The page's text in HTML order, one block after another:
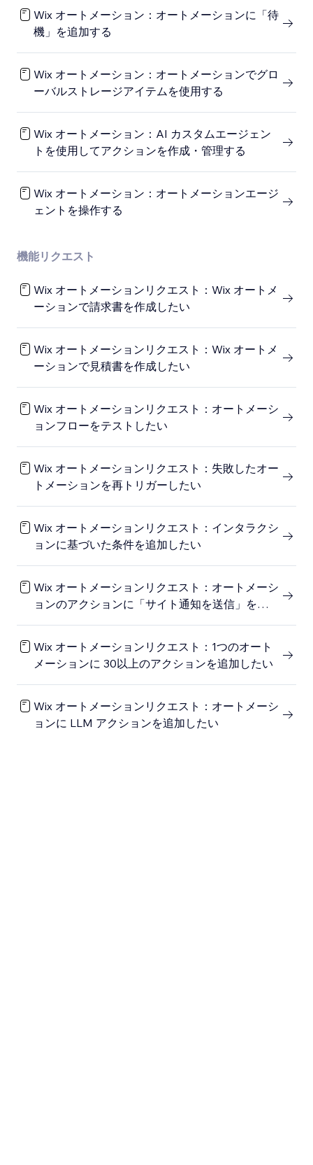
Wix オートメーション：オートメーションに「待
機」を追加する
Wix オートメーション：オートメーションでグロ
ーバルストレージアイテムを使用する
Wix オートメーション：AI カスタムエージェン
トを使用してアクションを作成・管理する
Wix オートメーション：オートメーションエージ
ェントを操作する
機能リクエスト
Wix オートメーションリクエスト：Wix オートメ
ーションで請求書を作成したい
Wix オートメーションリクエスト：Wix オートメ
ーションで見積書を作成したい
Wix オートメーションリクエスト：オートメーシ
ョンフローをテストしたい
Wix オートメーションリクエスト：失敗したオー
トメーションを再トリガーしたい
Wix オートメーションリクエスト：インタラクシ
ョンに基づいた条件を追加したい
Wix オートメーションリクエスト：オートメーシ
ョンのアクションに「サイト通知を送信」を設定
Wix オートメーションリクエスト：1つのオート
メーションに 30以上のアクションを追加したい
Wix オートメーションリクエスト：オートメーシ
ョンに LLM アクションを追加したい